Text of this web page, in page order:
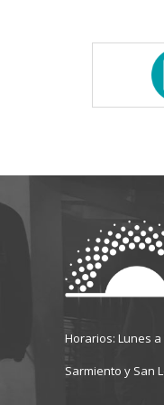
Horarios: Lunes a
Sarmiento y San